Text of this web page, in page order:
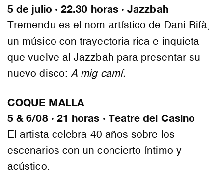
5 de julio · 22.30 horas · Jazzbah
Tremendu es el nom artístico de Dani Rifà,
un músico con trayectoria rica e inquieta
que vuelve al Jazzbah para presentar su
nuevo disco: A mig camí.
COQUE MALLA
5 & 6/08 · 21 horas · Teatre del Casino
El artista celebra 40 años sobre los
escenarios con un concierto íntimo y
acústico.